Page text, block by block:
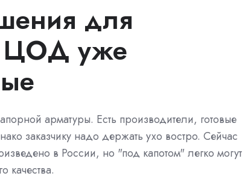
для
ЦОД уже
арматуры. Есть производители, готовые
заказчику надо держать ухо востро. Сейчас
в России, но "под капотом" легко могут
качества.